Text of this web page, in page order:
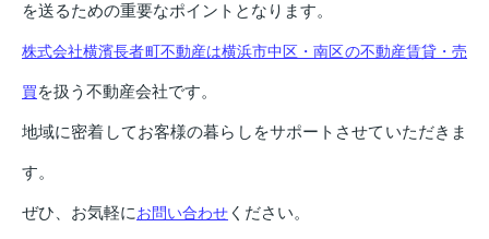
を送るための重要なポイントとなります。
株式会社横濱長者町不動産は横浜市中区・南区の不動産賃貸・売
買を扱う不動産会社です。
地域に密着してお客様の暮らしをサポートさせていただきま
す。
ぜひ、お気軽にお問い合わせ ください。